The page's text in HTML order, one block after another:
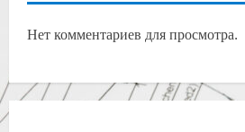
Нет комментариев для просмотра.